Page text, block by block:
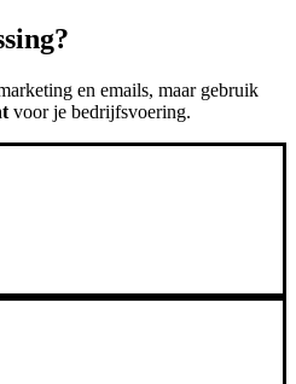
en emails, maar gebruik
voor je bedrijfsvoering.